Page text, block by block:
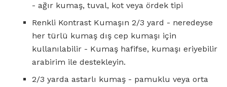
- ağır kumaş, tuval, kot veya ördek tipi
Renkli Kontrast Kumaşın 2/3 yard - neredeyse
her türlü kumaş dış cep kumaşı için
kullanılabilir - Kumaş hafifse, kumaşı eriyebilir
arabirim ile destekleyin.
2/3 yarda astarlı kumaş - pamuklu veya orta